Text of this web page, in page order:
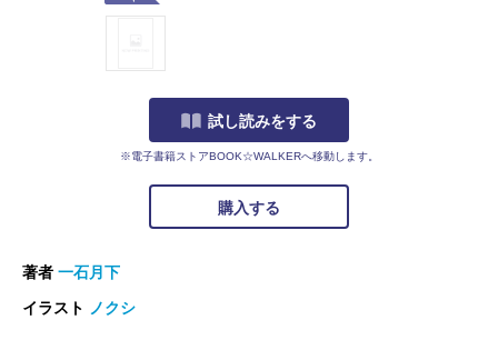
試し読みをする
※電子書籍ストアBOOK☆WALKERへ移動します。
購入する
著者 一石月下
イラスト ノクシ